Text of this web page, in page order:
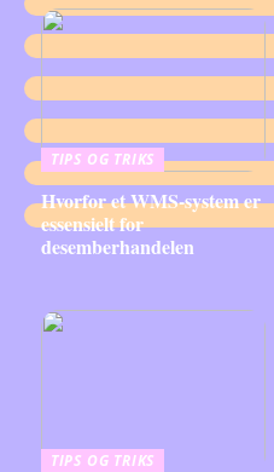
TIPS OG TRIKS
Hvorfor et WMS-system er
essensielt for
desemberhandelen
TIPS OG TRIKS